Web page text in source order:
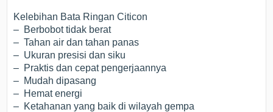
Kelebihan Bata Ringan Citicon
– Berbobot tidak berat
– Tahan air dan tahan panas
– Ukuran presisi dan siku
– Praktis dan cepat pengerjaannya
– Mudah dipasang
– Hemat energi
– Ketahanan yang baik di wilayah gempa